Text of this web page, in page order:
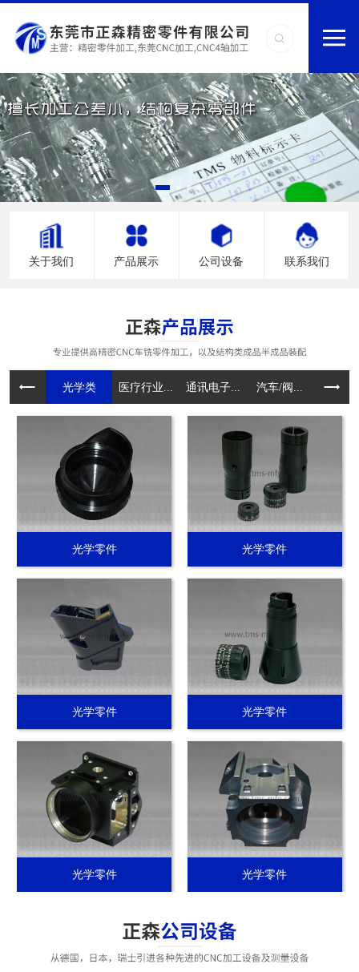
关于我们 产品展示 公司设备 联系我们
光学类 医疗行业... 通讯电子... 汽车/阀... 电动工
光学零件 光学零件
光学零件 光学零件
光学零件 光学零件